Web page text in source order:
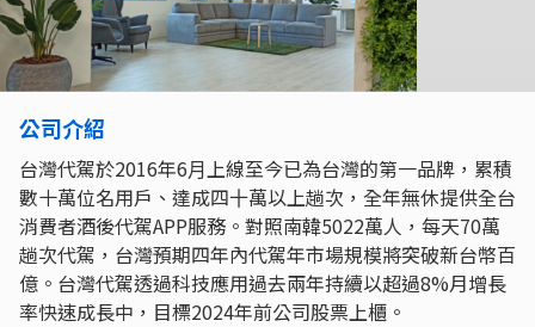
公司介紹
台灣代駕於2016年6⽉上線至今已為台灣的第一品牌，累積
數十萬位名⽤戶、達成四⼗萬以上趟次，全年無休提供全台
消費者酒後代駕APP服務。對照南韓5022萬⼈，每天70萬
趟次代駕，台灣預期四年內代駕年市場規模將突破新台幣百
億。台灣代駕透過科技應用過去兩年持續以超過8%月增長
率快速成長中，目標2024年前公司股票上櫃。